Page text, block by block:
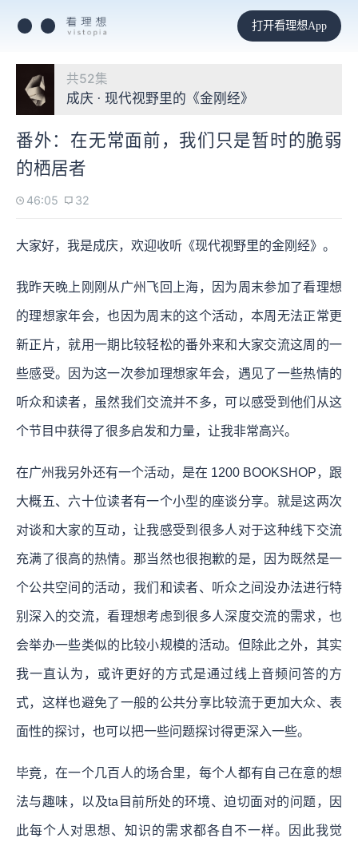
打开看理想App
共52集
成庆 · 现代视野里的《金刚经》
番外：在无常面前，我们只是暂时的脆弱
的栖居者
46:05 32
大家好，我是成庆，欢迎收听《现代视野里的金刚经》。
我昨天晚上刚刚从广州飞回上海，因为周末参加了看理想
的理想家年会，也因为周末的这个活动，本周无法正常更
新正片，就用一期比较轻松的番外来和大家交流这周的一
些感受。因为这一次参加理想家年会，遇见了一些热情的
听众和读者，虽然我们交流并不多，可以感受到他们从这
个节目中获得了很多启发和力量，让我非常高兴。
在广州我另外还有一个活动，是在 1200 BOOKSHOP，跟
大概五、六十位读者有一个小型的座谈分享。就是这两次
对谈和大家的互动，让我感受到很多人对于这种线下交流
充满了很高的热情。那当然也很抱歉的是，因为既然是一
个公共空间的活动，我们和读者、听众之间没办法进行特
别深入的交流，看理想考虑到很多人深度交流的需求，也
会举办一些类似的比较小规模的活动。但除此之外，其实
我一直认为，或许更好的方式是通过线上音频问答的方
式，这样也避免了一般的公共分享比较流于更加大众、表
面性的探讨，也可以把一些问题探讨得更深入一些。
毕竟，在一个几百人的场合里，每个人都有自己在意的想
法与趣味，以及ta目前所处的环境、迫切面对的问题，因
此每个人对思想、知识的需求都各自不一样。因此我觉